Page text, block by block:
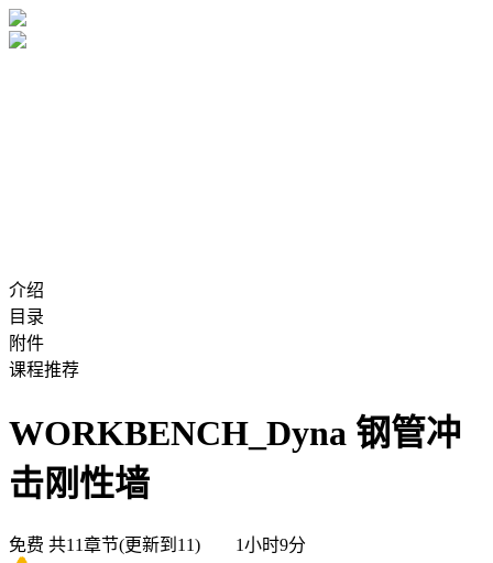
介绍
目录
附件
课程推荐
WORKBENCH_Dyna 钢管冲
击刚性墙
免费 共11章节(更新到11) 1小时9分